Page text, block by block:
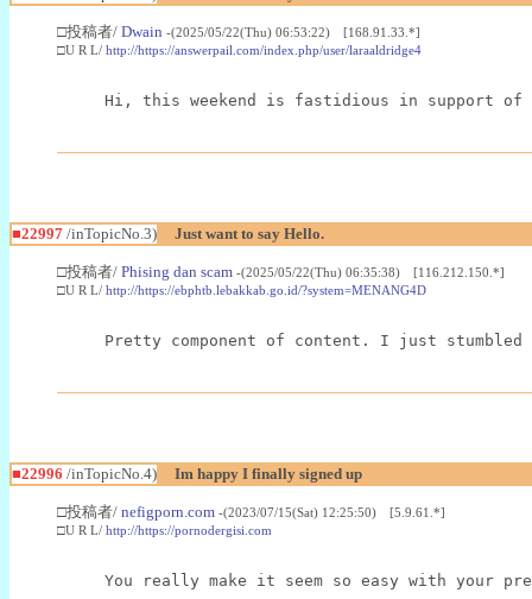
□投稿者/ Dwain -(2025/05/22(Thu) 06:53:22) [168.91.33.*]
□U R L/ http://https://answerpail.com/index.php/user/laraaldridge4
Hi, this weekend is fastidious in support of
■22997 /inTopicNo.3) Just want to say Hello.
□投稿者/ Phising dan scam -(2025/05/22(Thu) 06:35:38) [116.212.150.*]
□U R L/ http://https://ebphtb.lebakkab.go.id/?system=MENANG4D
Pretty component of content. I just
■22996 /inTopicNo.4) Im happy I finally signed up
□投稿者/ nefigporn.com -(2023/07/15(Sat) 12:25:50) [5.9.61.*]
□U R L/ http://https://pornodergisi.com
You really make it seem so easy with your